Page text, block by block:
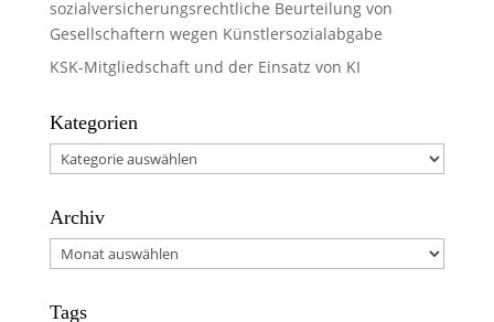
sozialversicherungsrechtliche Beurteilung von
Gesellschaftern wegen Künstlersozialabgabe
KSK-Mitgliedschaft und der Einsatz von KI
Kategorien
Kategorien
Archiv
Archiv
Tags